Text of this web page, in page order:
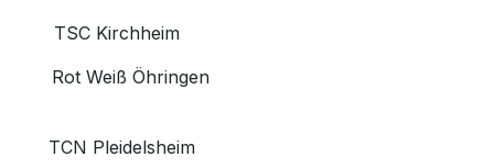
​ TSC Kirchheim
​ Rot Weiß Öhringen
​ TCN Pleidelsheim